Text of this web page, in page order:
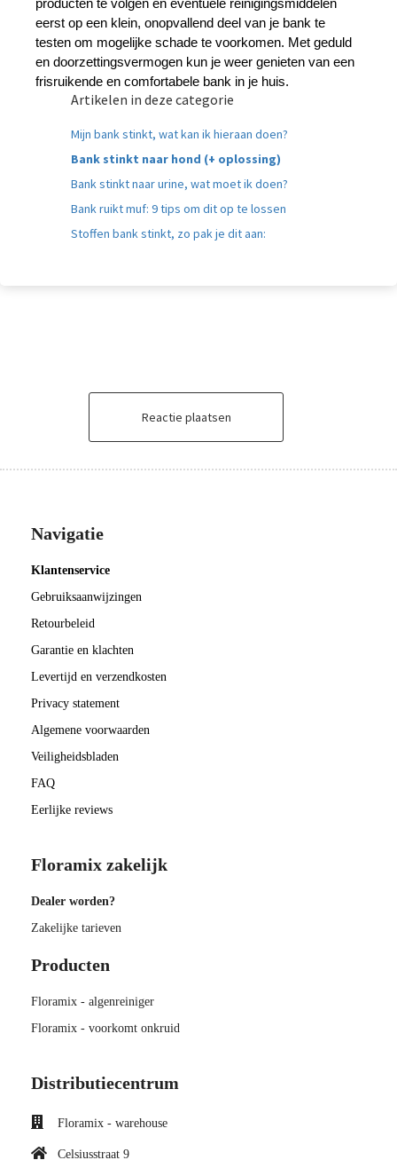
producten te volgen en eventuele reinigingsmiddelen
eerst op een klein, onopvallend deel van je bank te
testen om mogelijke schade te voorkomen. Met geduld
en doorzettingsvermogen kun je weer genieten van een
frisruikende en comfortabele bank in je huis.
Artikelen in deze categorie
Mijn bank stinkt, wat kan ik hieraan doen?
Bank stinkt naar hond (+ oplossing)
Bank stinkt naar urine, wat moet ik doen?
Bank ruikt muf: 9 tips om dit op te lossen
Stoffen bank stinkt, zo pak je dit aan:
Reactie plaatsen
Navigatie
Klantenservice
Gebruiksaanwijzingen
Retourbeleid
Garantie en klachten
Levertijd en verzendkosten
Privacy statement
Algemene voorwaarden
Veiligheidsbladen
FAQ
Eerlijke reviews
Floramix zakelijk
Dealer worden?
Zakelijke tarieven
Producten
Floramix - algenreiniger
Floramix - voorkomt onkruid
Distributiecentrum
Floramix - warehouse
Celsiusstraat 9